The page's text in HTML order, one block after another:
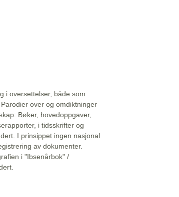
i oversettelser, både som
over og omdiktninger
Bøker, hovedoppgaver,
i tidsskrifter og
I prinsippet ingen nasjonal
av dokumenter.
i "Ibsenårbok" /